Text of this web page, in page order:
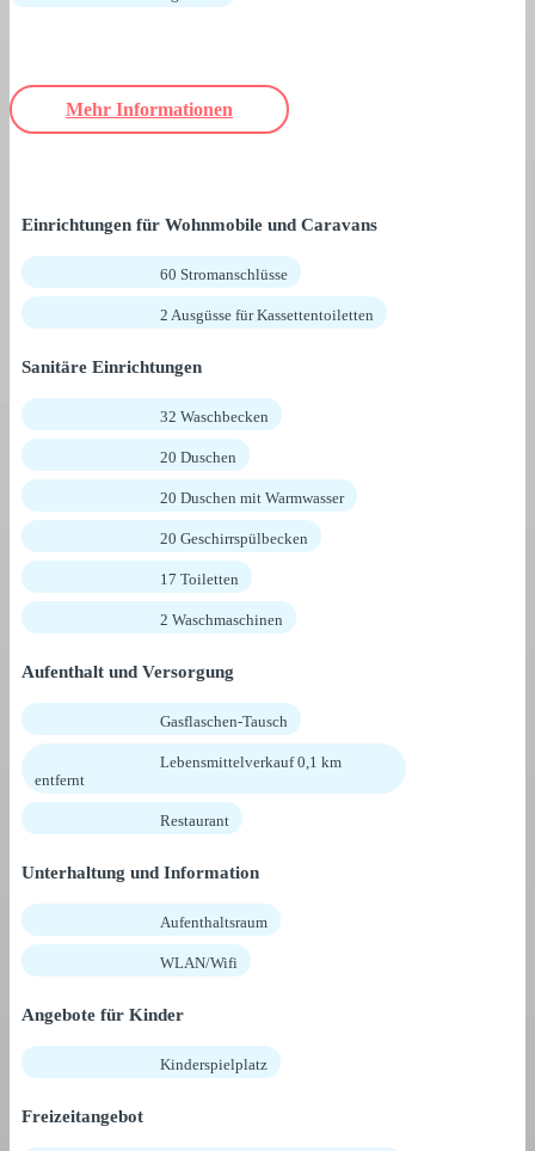
Mehr Informationen
Einrichtungen für Wohnmobile und Caravans
60 Stromanschlüsse
2 Ausgüsse für Kassettentoiletten
Sanitäre Einrichtungen
32 Waschbecken
20 Duschen
20 Duschen mit Warmwasser
20 Geschirrspülbecken
17 Toiletten
2 Waschmaschinen
Aufenthalt und Versorgung
Gasflaschen-Tausch
Lebensmittelverkauf 0,1 km
entfernt
Restaurant
Unterhaltung und Information
Aufenthaltsraum
WLAN/Wifi
Angebote für Kinder
Kinderspielplatz
Freizeitangebot